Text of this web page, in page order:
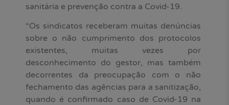
sanitária e prevenção contra a Covid-19.
“Os sindicatos receberam muitas denúncias
sobre o não cumprimento dos protocolos
existentes, muitas vezes por
desconhecimento do gestor, mas também
decorrentes da preocupação com o não
fechamento das agências para a sanitização,
quando é confirmado caso de Covid-19 na